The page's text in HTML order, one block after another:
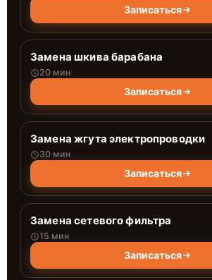
Записаться
Замена шкива барабана
20 мин
Записаться
Замена жгута электропроводки
30 мин
Записаться
Замена сетевого фильтра
15 мин
Записаться